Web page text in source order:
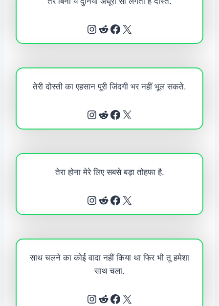
Instagram Reddit Facebook X
तेरी दोस्ती का एहसान पूरी जिंदगी भर नहीं भूल सकते.
Instagram Reddit Facebook X
तेरा होना मेरे लिए सबसे बड़ा तोहफा है.
Instagram Reddit Facebook X
साथ चलने का कोई वादा नहीं किया था फिर भी तू हमेशा
साथ चला.
Instagram Reddit Facebook X